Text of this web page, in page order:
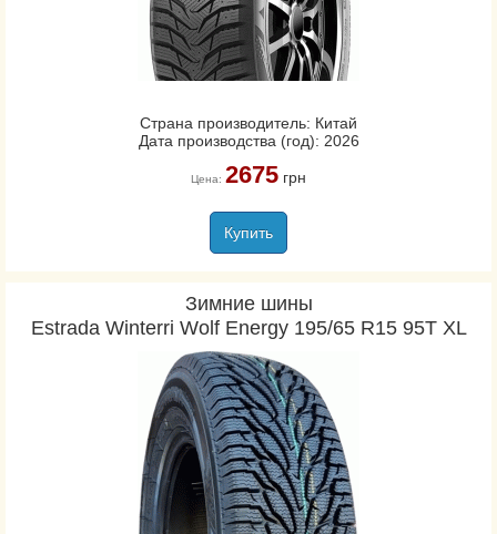
Страна производитель: Китай
Дата производства (год): 2026
Цена: 2675грн
Купить
Зимние шины
Estrada Winterri Wolf Energy 195/65 R15 95T XL